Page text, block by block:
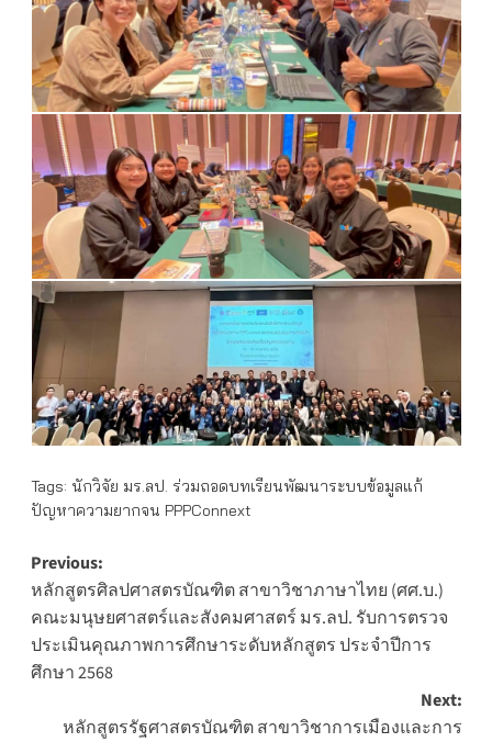
Tags: นักวิจัย มร.ลป. ร่วมถอดบทเรียนพัฒนาระบบข้อมูลแก้
ปัญหาความยากจน PPPConnext
Post
navigation
Previous:
หลักสูตรศิลปศาสตรบัณฑิต สาขาวิชาภาษาไทย (ศศ.บ.)
คณะมนุษยศาสตร์และสังคมศาสตร์ มร.ลป. รับการตรวจ
ประเมินคุณภาพการศึกษาระดับหลักสูตร ประจำปีการ
ศึกษา 2568
Next:
หลักสูตรรัฐศาสตรบัณฑิต สาขาวิชาการเมืองและการ